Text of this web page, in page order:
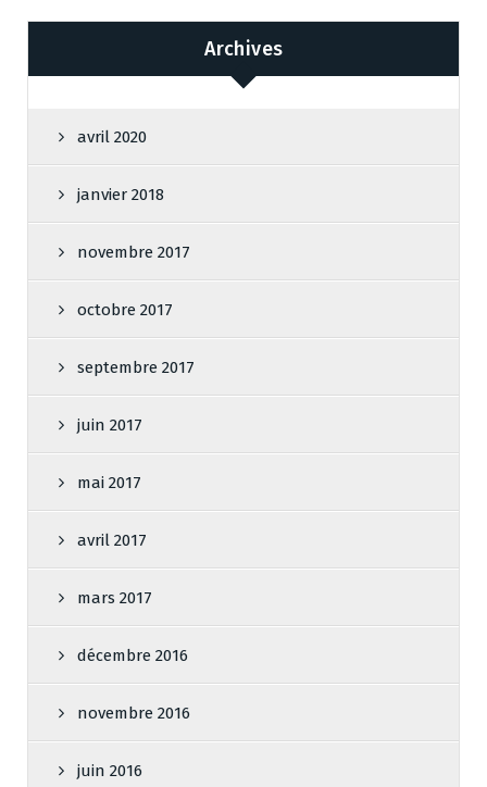
Archives
avril 2020
janvier 2018
novembre 2017
octobre 2017
septembre 2017
juin 2017
mai 2017
avril 2017
mars 2017
décembre 2016
novembre 2016
juin 2016